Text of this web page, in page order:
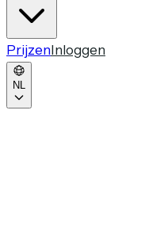
PrijzenInloggen
NL